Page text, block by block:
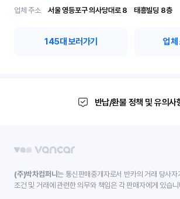
업체 주소
서울 영등포구 의사당대로 8	 태흥빌딩 8층
145대 보러가기 업체
반납/환불 정책 및 유의사
(주)박차컴퍼니는 통신판매중개자로서 반카의 거래 당사자
조건 및 거래에 관련한 의무와 책임은 각 판매자에게 있습니